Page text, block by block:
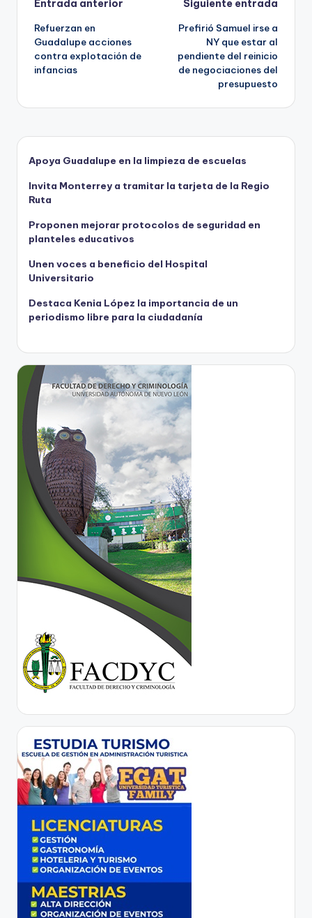
Navegación
de
entradas
Entrada anterior
Refuerzan en
Guadalupe acciones
contra explotación de
infancias
Siguiente entrada
Prefirió Samuel irse a
NY que estar al
pendiente del reinicio
de negociaciones del
presupuesto
Apoya Guadalupe en la limpieza de escuelas
Invita Monterrey a tramitar la tarjeta de la Regio
Ruta
Proponen mejorar protocolos de seguridad en
planteles educativos
Unen voces a beneficio del Hospital
Universitario
Destaca Kenia López la importancia de un
periodismo libre para la ciudadanía